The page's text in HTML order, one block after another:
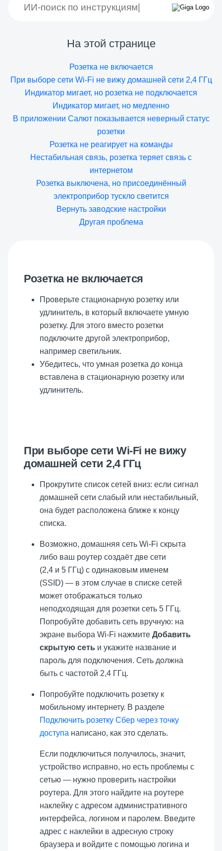
На этой странице
Розетка не включается
При выборе сети Wi-Fi не вижу домашней сети 2,4 ГГц
Индикатор мигает, но розетка не подключается
Индикатор мигает, но медленно
В приложении Салют показывается неверный статус
розетки
Розетка не реагирует на команды
Нестабильная связь, розетка теряет связь с
интернетом
Розетка выключена, но присоединённый
электроприбор тускло светится
Вернуть заводские настройки
Другая проблема
Розетка не включается
Проверьте стационарную розетку или
удлинитель, в который включаете умную
розетку. Для этого вместо розетки
подключите другой электроприбор,
например светильник.
Убедитесь, что умная розетка до конца
вставлена в стационарную розетку или
удлинитель.
При выборе сети Wi-Fi не вижу
домашней сети 2,4 ГГц
Прокрутите список сетей вниз: если сигнал
домашней сети слабый или нестабильный,
она будет расположена ближе к концу
списка.
Возможно, домашняя сеть Wi-Fi скрыта
либо ваш роутер создаёт две сети
(2,4 и 5 ГГц) с одинаковым именем
(SSID) — в этом случае в списке сетей
может отображаться только
неподходящая для розетки сеть 5 ГГц.
Попробуйте добавить сеть вручную: на
экране выбора Wi-Fi нажмите Добавить
скрытую сеть и укажите название и
пароль для подключения. Сеть должна
быть с частотой 2,4 ГГц.
Попробуйте подключить розетку к
мобильному интернету. В разделе
Подключить розетку Сбер через точку
доступа написано, как это сделать.
Если подключиться получилось, значит,
устройство исправно, но есть проблемы с
сетью — нужно проверить настройки
роутера. Для этого найдите на роутере
наклейку с адресом административного
интерфейса, логином и паролем. Введите
адрес с наклейки в адресную строку
браузера и войдите с помощью логина и